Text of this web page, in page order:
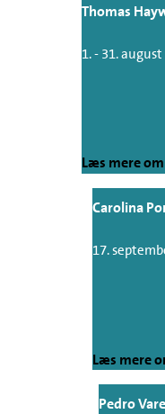
Thomas
1. - 31.
Læs mere
Carolina
17.
Læs mere
Pedro